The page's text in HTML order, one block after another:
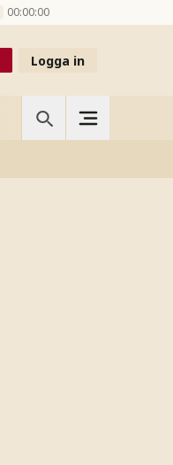
00:00:00
Logga in